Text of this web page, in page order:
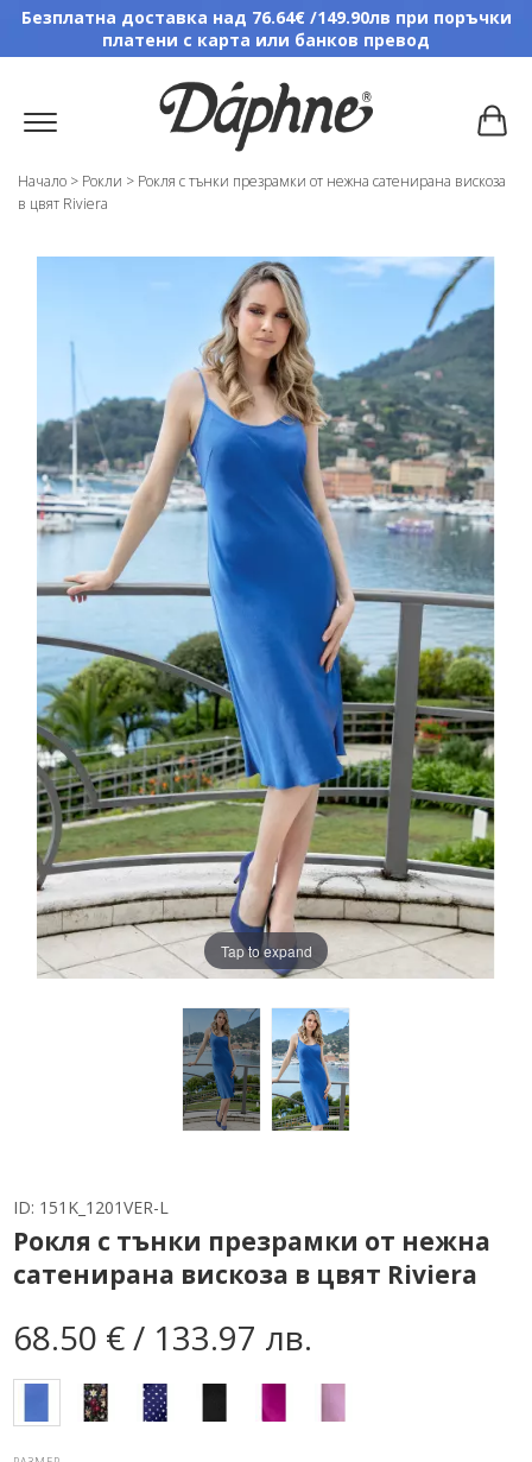
Безплатна доставка над 76.64€ /149.90лв при поръчки
платени с карта или банков превод
Начало > Рокли > Рокля с тънки презрамки от нежна сатенирана вискоза
в цвят Riviera
Tap to expand
ID: 151K_1201VER-L
Рокля с тънки презрамки от нежна
сатенирана вискоза в цвят Riviera
68.50 € / 133.97 лв.